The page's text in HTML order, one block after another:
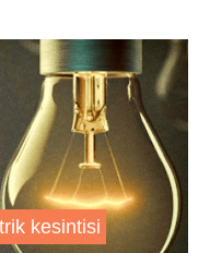
kesintisi